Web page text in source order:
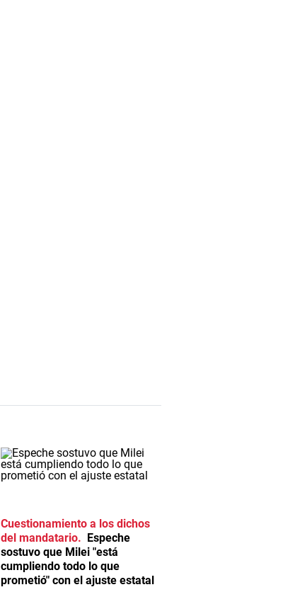
Cuestionamiento a los dichos
del mandatario
Espeche
sostuvo que Milei "está
cumpliendo todo lo que
prometió" con el ajuste estatal